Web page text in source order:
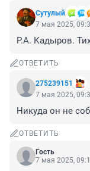
Сутулый
7 мая 2025,
Р.А. Кадыров.
ОТВЕТИТЬ
275239151
7 мая 2025,
Никуда он не
ОТВЕТИТЬ
Гость
7 мая 2025,